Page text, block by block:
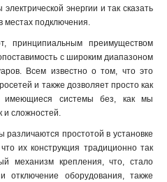
энергии и так сказать
местах подключения.
принципиальным преимуществом
с широким диапазоном
Всем известно о том, что это
и также дозволяет просто как
имеющиеся системы без, как мы
и сложностей.
простотой в установке
их конструкция традиционно так
механизм крепления, что, стало
отключение оборудования, также